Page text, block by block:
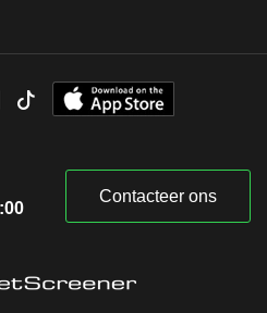
Contacteer ons